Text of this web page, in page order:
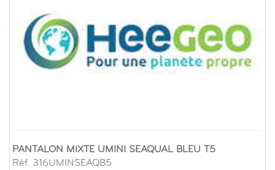
PANTALON MIXTE UMINI SEAQUAL BLEU T5
Réf. 316UMINSEAQB5